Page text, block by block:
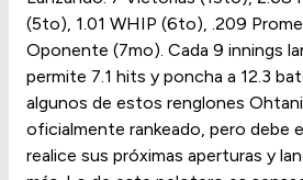
(5to), 1.01 WHIP (6to), .209
Oponente (7mo). Cada 9 innings
permite 7.1 hits y poncha a 12.3
algunos de estos renglones
oficialmente rankeado, pero debe
realice sus próximas aperturas y